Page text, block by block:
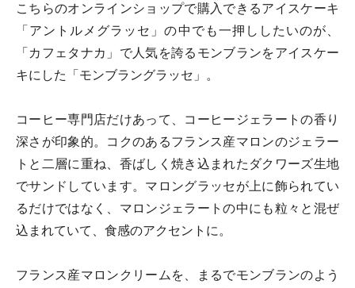
こちらのオンラインショップで購入できるアイスケーキ
「アントルメグラッセ」の中でも一押ししたいのが、
「カフェタナカ」で人気を誇るモンブランをアイスケー
キにした「モンブラングラッセ」。
コーヒー専門店だけあって、コーヒージェラートの香り
深さが印象的。コクのあるフランス産マロンのジェラー
トと二層に重ね、香ばしく焼き込まれたダクワーズ生地
でサンドしています。マロングラッセが上に飾られてい
るだけではなく、マロンジェラートの中にも粒々と混ぜ
込まれていて、食感のアクセントに。
フランス産マロンクリームを、まるでモンブランのよう